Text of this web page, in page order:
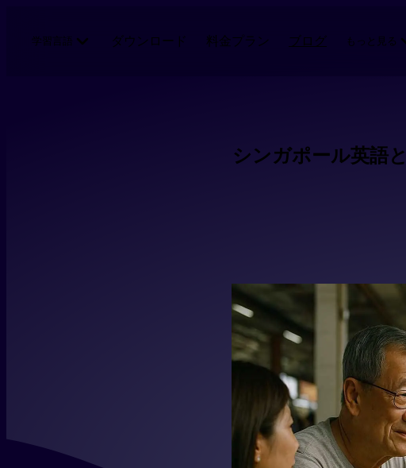
学習言語 ダウンロード 料金プラン ブログ もっと見る
シンガポール英語